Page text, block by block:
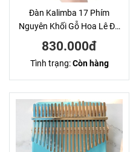
Đàn Kalimba 17 Phím
Nguyên Khối Gỗ Hoa Lê Đỏ
Tiểu Li Treelf KaLinh
830.000đ
Tình trạng:Còn hàng